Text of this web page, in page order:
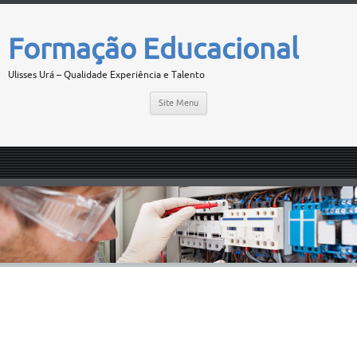
Formação Educacional
Ulisses Urá – Qualidade Experiência e Talento
Site Menu